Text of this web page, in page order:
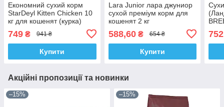
Економний сухий корм
StarDeyl Kitten Chicken 10
кг для кошенят (курка)
749 ₴ 941 ₴
Купити
Lara Junior лара джуниор
сухой преміум корм для
кошенят 2 кг
588,60₴ 654 ₴
Купити
з
Акційні пропозиції та новинки
–15% –15%